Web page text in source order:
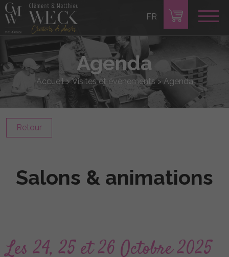
FR
Agenda
Accueil>Visites et évènements>Agenda
Retour
Salons & animations
Les 24, 25 et 26 Octobre 2025